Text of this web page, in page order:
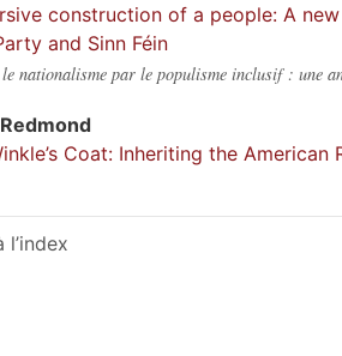
construction of a people: A
and Sinn Féin
nationalisme par le populisme inclusif : une
Redmond
Coat: Inheriting the American
l’index